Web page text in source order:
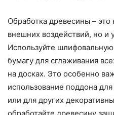
Обработка древесины – это
внешних воздействий, но и
Используйте
бумагу для сглаживания
на досках. Это особенно
использование поддона
или для других